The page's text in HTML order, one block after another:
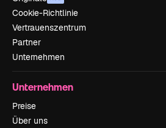
Cookie-Richtlinie
Vertrauenszentrum
Partner
Unternehmen
Unternehmen
Preise
Über uns